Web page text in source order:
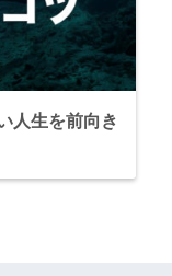
人生を前向き